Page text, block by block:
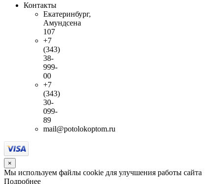
Контакты
Екатеринбург,
Амундсена
107
+7
(343)
38-
999-
00
+7
(343)
30-
099-
89
mail@potolokoptom.ru
×
Мы используем файлы cookie для улучшения работы сайта
Подробнее